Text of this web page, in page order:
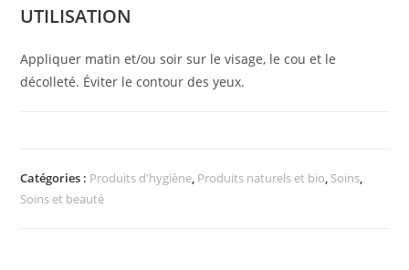
UTILISATION
Appliquer matin et/ou soir sur le visage, le cou et le
décolleté. Éviter le contour des yeux.
Catégories : Produits d'hygiène, Produits naturels et bio, Soins,
Soins et beauté